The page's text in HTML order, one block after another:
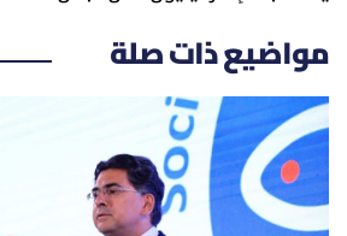
كاميرا
سجالات
صحّة وصحن
مواضيع ذات صلة